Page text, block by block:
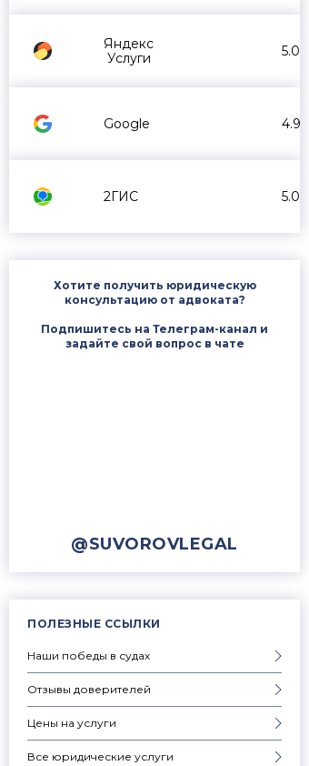
Яндекс
Услуги
5.0
Google 4.9
2ГИС 5.0
Хотите получить юридическую
консультацию от адвоката?
Подпишитесь на Телеграм-канал и
задайте свой вопрос в чате
@SUVOROVLEGAL
ПОЛЕЗНЫЕ ССЫЛКИ
Наши победы в судах
Отзывы доверителей
Цены на услуги
Все юридические услуги